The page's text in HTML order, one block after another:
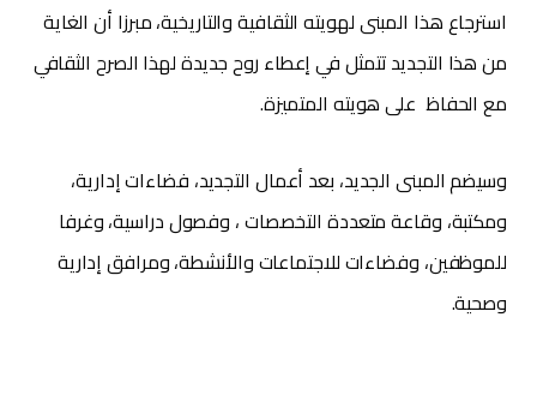
استرجاع هذا المبنى لهويته الثقافية والتاريخية، مبرزا أن الغاية
من هذا التجديد تتمثل في إعطاء روح جديدة لهذا الصرح الثقافي
مع الحفاظ على هويته المتميزة.
وسيضم المبنى الجديد، بعد أعمال التجديد، فضاءات إدارية،
ومكتبة، وقاعة متعددة التخصصات ، وفصول دراسية، وغرفا
للموظفين، وفضاءات للاجتماعات والأنشطة، ومرافق إدارية
وصحية.